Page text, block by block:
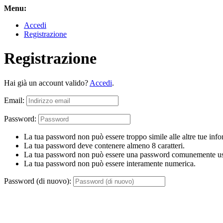
Menu:
Accedi
Registrazione
Registrazione
Hai già un account valido? Accedi.
Email:
Password:
La tua password non può essere troppo simile alle altre tue
La tua password deve contenere almeno 8 caratteri.
La tua password non può essere una password comunemente
La tua password non può essere interamente numerica.
Password (di nuovo):